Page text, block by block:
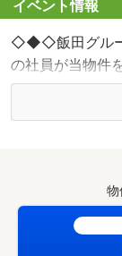
イベント情報
◇◆◇飯田グルー
の社員が当物
【 内容
(1) さくっ
物